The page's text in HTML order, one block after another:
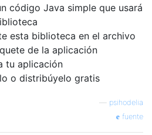
código Java simple que usará
esta biblioteca en el archivo
de la aplicación
tu aplicación
o distribúyelo gratis
psihodelia
fuente